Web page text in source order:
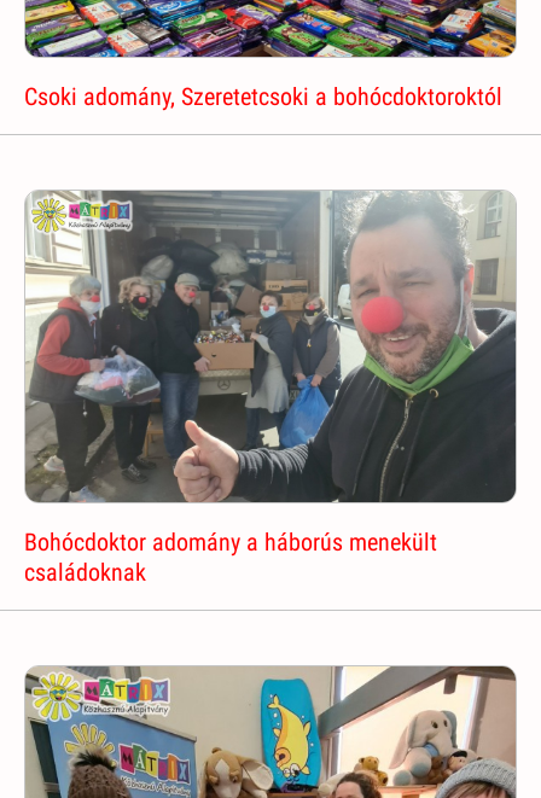
Csoki adomány, Szeretetcsoki a bohócdoktoroktól
Bohócdoktor adomány a háborús menekült
családoknak